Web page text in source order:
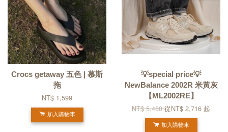
Crocs getaway 五色 | 慕斯
拖
NT$ 1,599
加入購物車
💡special price💡
NewBalance 2002R 米黃灰
【ML2002RE】
NT$ 5,480從NT$ 2,716 起
加入購物車